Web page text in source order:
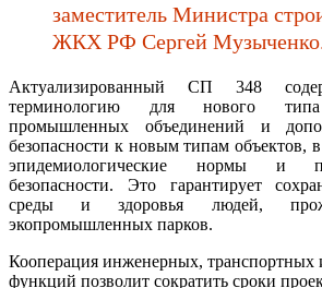
заместитель Министра
ЖКХ РФ Сергей
Актуализированный СП 348
терминологию для нового типа
промышленных объединений и
безопасности к новым типам объектов,
эпидемиологические нормы и
безопасности. Это гарантирует
среды и здоровья людей,
экопромышленных парков.
Кооперация инженерных, транспортных
функций позволит сократить сроки